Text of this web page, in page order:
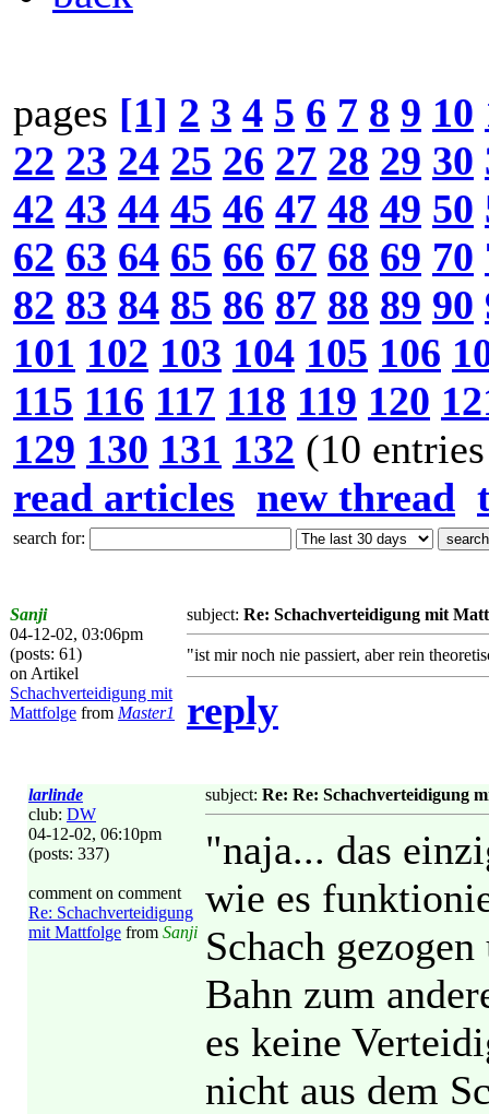
pages [1] 2 3 4 5 6 7 8 9 10
22 23 24 25 26 27 28 29 30
42 43 44 45 46 47 48 49 50
62 63 64 65 66 67 68 69 70
82 83 84 85 86 87 88 89 90
101 102 103 104 105 106
115 116 117 118 119 120
129 130 131 132 (10
read articles new thread
search for:
Sanji
04-12-02, 03:06pm
(posts: 61)
on Artikel
Schachverteidigung mit
Mattfolge from Master1
subject: Re: Schachverteidigung mit
"ist mir noch nie passiert, aber rein
reply
larlinde
club: DW
04-12-02, 06:10pm
(posts: 337)
comment on comment
Re: Schachverteidigung
mit Mattfolge from Sanji
subject: Re: Re: Schachverteidigung
"naja... das
wie es
Schach
Bahn zum
es keine
nicht aus dem